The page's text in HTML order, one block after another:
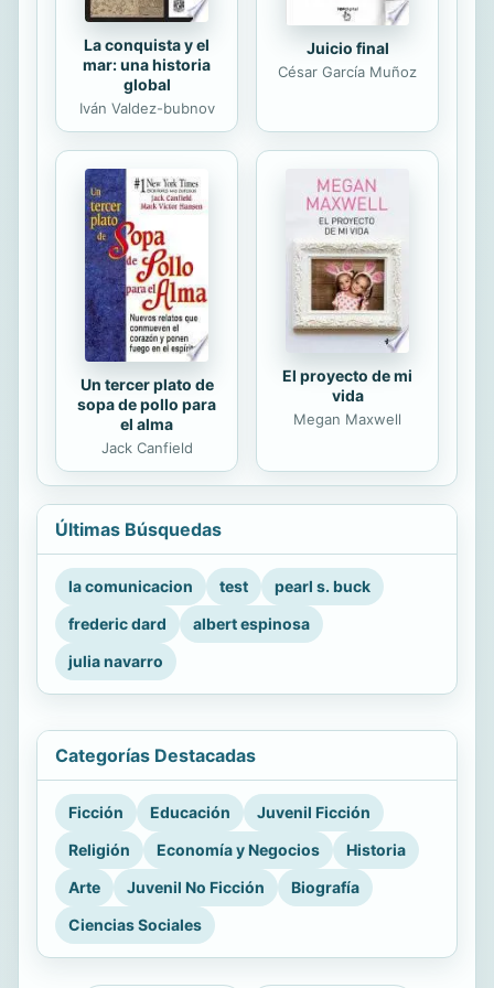
La conquista y el
mar: una historia
global
Iván Valdez-bubnov
Juicio final
César García Muñoz
Un tercer plato de
sopa de pollo para
el alma
Jack Canfield
El proyecto de mi
vida
Megan Maxwell
Últimas Búsquedas
la comunicacion test
pearl s. buck
frederic dard
albert espinosa
julia navarro
Categorías Destacadas
Ficción Educación
Juvenil Ficción
Religión
Economía y Negocios
Historia
Arte
Juvenil No Ficción
Biografía
Ciencias Sociales